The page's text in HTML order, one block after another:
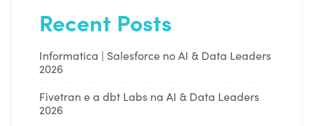
Recent Posts
Informatica | Salesforce no AI & Data Leaders
2026
Fivetran e a dbt Labs na AI & Data Leaders
2026